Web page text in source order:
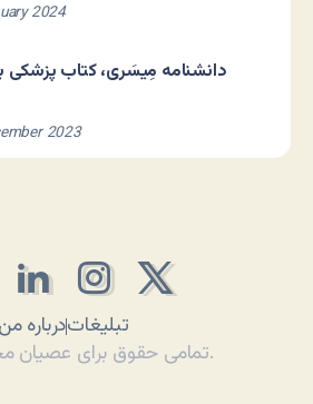
2024
دانشنامه مِیسَری، کتاب پزشکی
2023
درباره منتبلیغات
تمامی حقوق برای عصیان محفوظ است.